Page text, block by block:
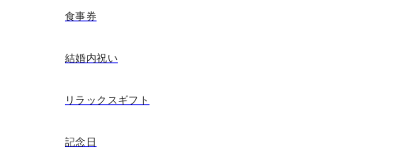
食事券
結婚内祝い
リラックスギフト
記念日